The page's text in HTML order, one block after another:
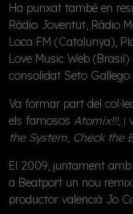
Ha punxat també en
Ràdio Joventut, Ràdio
Loca FM (Catalunya),
Love Music Web (Brasil)i
consolidat Seto
Va formar part del
els famosos Atomix!!!, i
the System, Check the
El 2009, juntament
a Beatport un nou
productor valencià Jo